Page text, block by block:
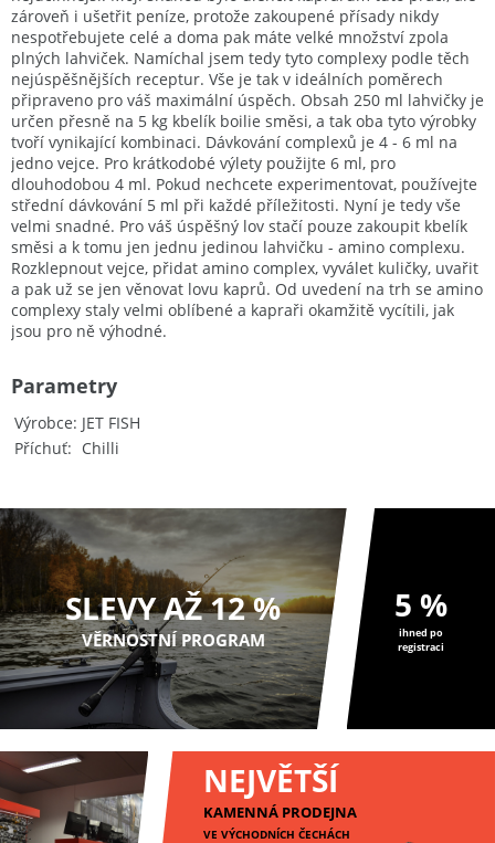
zároveň i ušetřit peníze, protože zakoupené přísady nikdy
nespotřebujete celé a doma pak máte velké množství zpola
plných lahviček. Namíchal jsem tedy tyto complexy podle těch
nejúspěšnějších receptur. Vše je tak v ideálních poměrech
připraveno pro váš maximální úspěch. Obsah 250 ml lahvičky je
určen přesně na 5 kg kbelík boilie směsi, a tak oba tyto výrobky
tvoří vynikající kombinaci. Dávkování complexů je 4 - 6 ml na
jedno vejce. Pro krátkodobé výlety použijte 6 ml, pro
dlouhodobou 4 ml. Pokud nechcete experimentovat, používejte
střední dávkování 5 ml při každé příležitosti. Nyní je tedy vše
velmi snadné. Pro váš úspěšný lov stačí pouze zakoupit kbelík
směsi a k tomu jen jednu jedinou lahvičku - amino complexu.
Rozklepnout vejce, přidat amino complex, vyválet kuličky, uvařit
a pak už se jen věnovat lovu kaprů. Od uvedení na trh se amino
complexy staly velmi oblíbené a kapraři okamžitě vycítili, jak
jsou pro ně výhodné.
Výrobce JET FISH
Příchuť
Chilli
Parametry
SLEVY AŽ 12 %
VĚRNOSTNÍ PROGRAM
5 %
ihned po
registraci
NEJVĚTŠÍ
KAMENNÁ PRODEJNA
VE VÝCHODNÍCH ČECHÁCH